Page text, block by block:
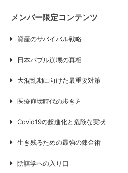
メンバー限定コンテンツ
資産のサバイバル戦略
日本バブル崩壊の真相
大混乱期に向けた最重要対策
医療崩壊時代の歩き方
Covid19の超進化と危険な実状
生き残るための最強の錬金術
陰謀学への入り口